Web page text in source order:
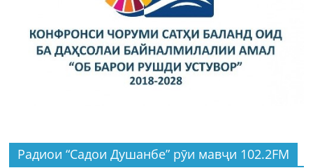
Радиои “Садои Душанбе” рӯи мавҷи 102.2FM